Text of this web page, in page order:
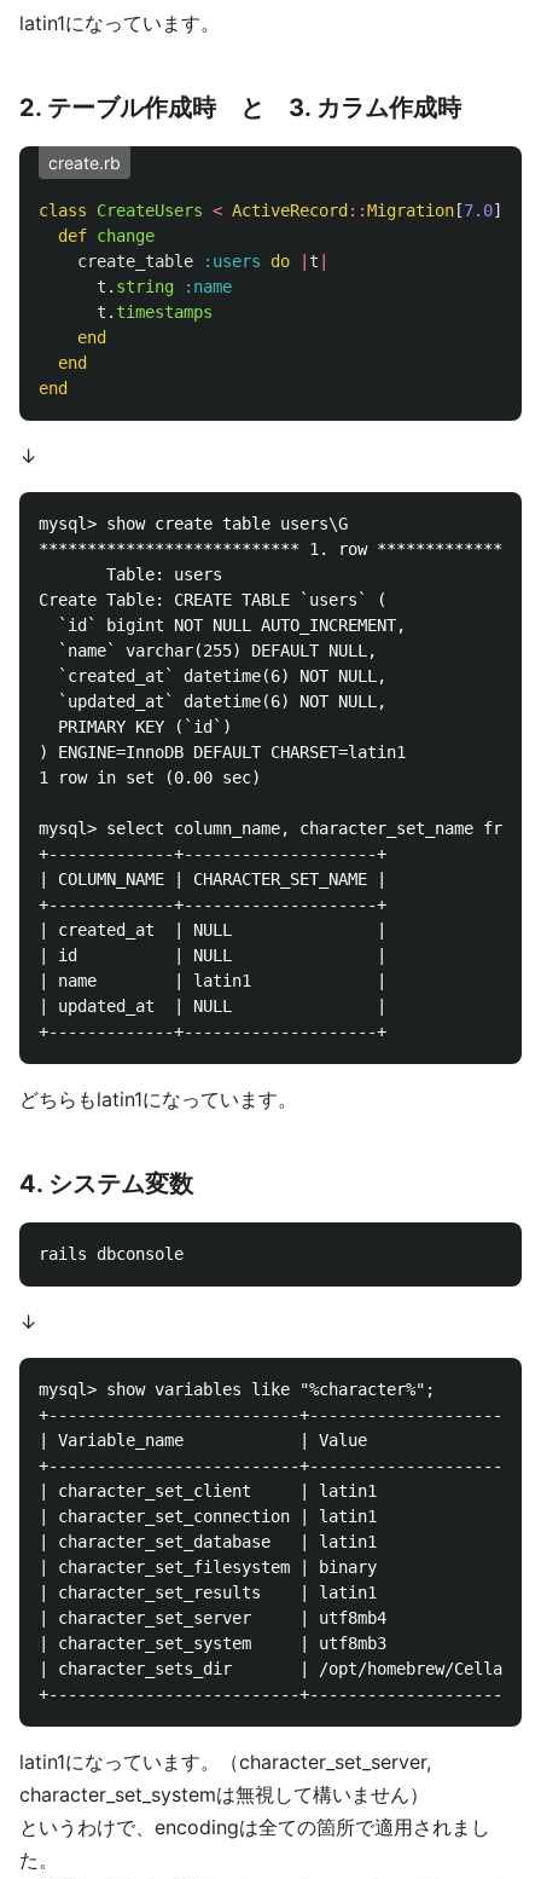
latin1になっています。
2. テーブル作成時 と 3. カラム作成時
create.rb
class CreateUsers < ActiveRecord ::Migration [7.0]
def change
create_table
:users do t
t . string
:name
t . timestamps
end
end
end
↓
mysql> show create table users\G
*************************** 1. row
       Table: users
Create Table: CREATE TABLE `users` (
  `id` bigint NOT NULL AUTO_INCREMENT,
  `name` varchar(255) DEFAULT NULL,
  `created_at` datetime(6) NOT NULL,
  `updated_at` datetime(6) NOT NULL,
  PRIMARY KEY (`id`)
) ENGINE=InnoDB DEFAULT CHARSET=latin1
1 row in set (0.00 sec)
mysql> select column_name, character_set_name
+-------------+--------------------+
| COLUMN_NAME | CHARACTER_SET_NAME |
+-------------+--------------------+
| created_at  | NULL               |
| id          | NULL               |
| name        | latin1             |
| updated_at  | NULL               |
どちらもlatin1になっています。
4. システム変数
↓
mysql> show variables like "%character%";
+--------------------------
| Variable_name            | Value
+--------------------------
| character_set_client     | latin1
| character_set_connection | latin1
| character_set_database   | latin1
| character_set_filesystem | binary
| character_set_results    | latin1
| character_set_server     | utf8mb4
| character_set_system     | utf8mb3
| character_sets_dir       | /opt/homebrew/Cellar/
latin1になっています。（character_set_server,
character_set_systemは無視して構いません）
というわけで、encodingは全ての箇所で適用されまし
た。